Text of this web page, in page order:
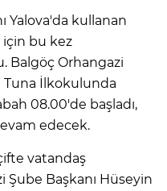
Yalova'da kullanan
için bu kez
Balgöç Orhangazi
Tuna İlkokulunda
08.00'de başladı,
edecek.
vatandaş
Başkanı Hüseyin